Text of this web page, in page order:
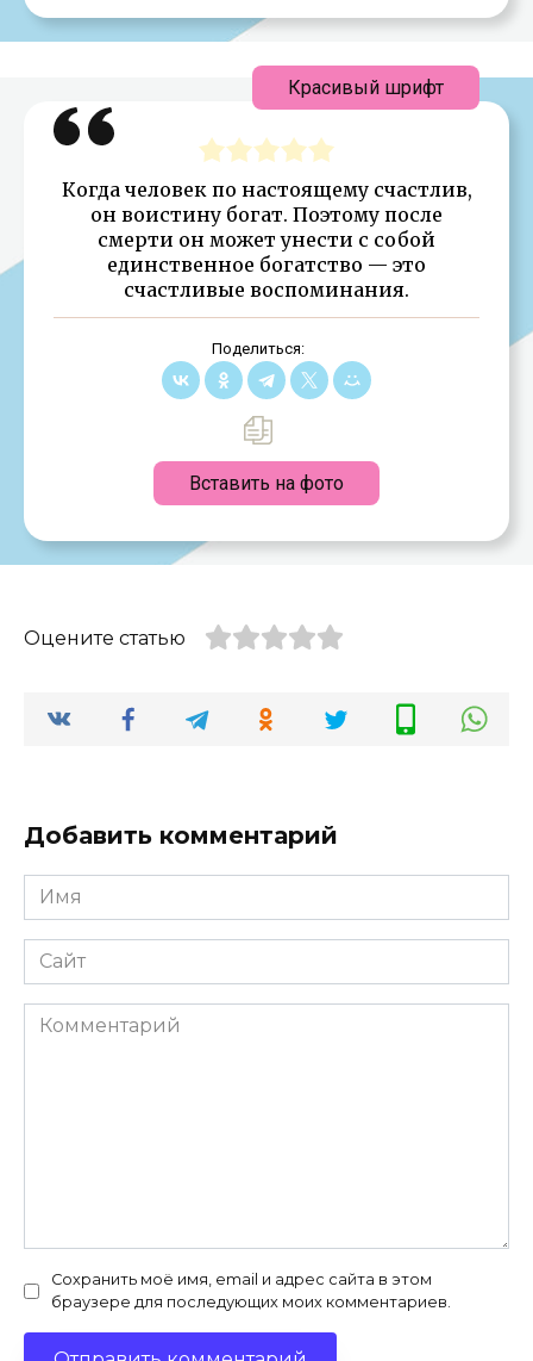
Когда человек по настоящему счастлив,
он воистину богат. Поэтому после
смерти он может унести с собой
единственное богатство — это
счастливые воспоминания.
Поделиться:
Вставить на фото
Красивый шрифт
Оцените статью
Добавить комментарий
Имя
*
Сайт
Комментарий
Сохранить моё имя, email и адрес сайта в этом
браузере для последующих моих комментариев.